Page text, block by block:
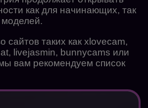
как для начинающих, так
сайтов таких как xlovecam,
livejasmin, bunnycams или
вам рекомендуем список